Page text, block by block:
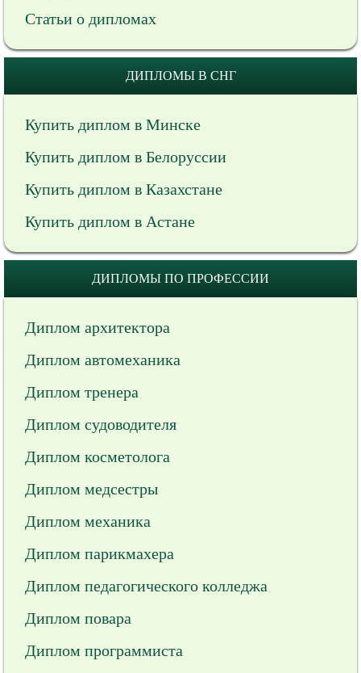
Статьи о дипломах
ДИПЛОМЫ В СНГ
Купить диплом в Минске
Купить диплом в Белоруссии
Купить диплом в Казахстане
Купить диплом в Астане
ДИПЛОМЫ ПО ПРОФЕССИИ
Диплом архитектора
Диплом автомеханика
Диплом тренера
Диплом судоводителя
Диплом косметолога
Диплом медсестры
Диплом механика
Диплом парикмахера
Диплом педагогического колледжа
Диплом повара
Диплом программиста